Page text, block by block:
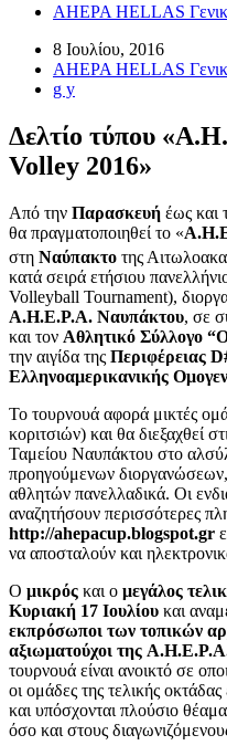
AHEPA HELLAS
8 Ιουλίου, 2016
AHEPA HELLAS
g y
Δελτίο τύπου
Volley 2016»
Από την Παρασκευή έως και
θα πραγματοποιηθεί το «Α.H
στη Ναύπακτο της
κατά σειρά ετήσιου
Volleyball Tournament),
A.H.E.P.A. Ναυπάκτου, σε
και τον Αθλητικό Σύλλογο
την αιγίδα της Περιφέρειας D
Ελληνοαμερικανικής
Το τουρνουά αφορά μικτές
κοριτσιών) και θα διεξαχθεί
Ταμείου Ναυπάκτου στο
προηγούμενων διοργανώσεων,
αθλητών πανελλαδικά. Οι
αναζητήσουν περισσότερες
http://ahepacup.blogspot.gr
να αποσταλούν και
Ο μικρός και ο μεγάλος
Κυριακή 17 Ιουλίου και
εκπρόσωποι των τοπικών
αξιωματούχοι της
τουρνουά είναι ανοικτό σε
οι ομάδες της τελικής
και υπόσχονται πλούσιο
όσο και στους